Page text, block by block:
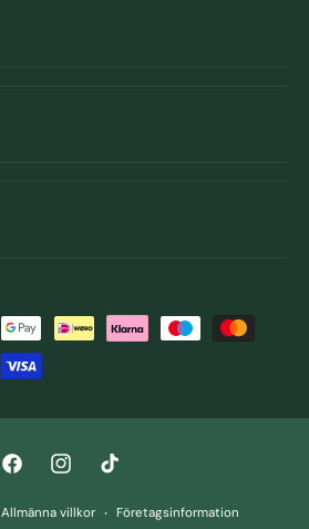
Allmänna villkor Företagsinformation
F
a
I
n
T